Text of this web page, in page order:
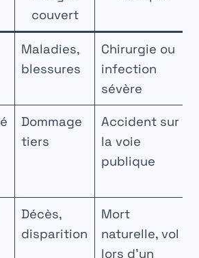
couvert
Maladies,
blessures
Chirurgie ou
infection
sévère
Dommage
tiers
Accident sur
la voie
publique
Décès,
disparition
Mort
naturelle, vol
lors d’un